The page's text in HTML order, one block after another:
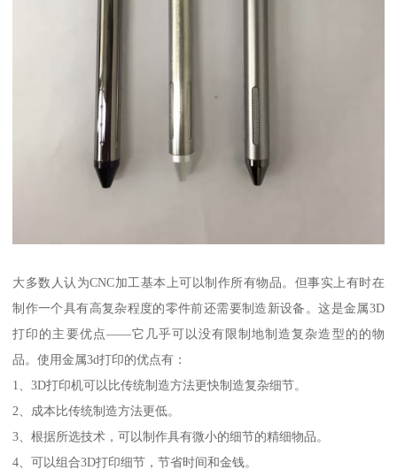
大多数人认为CNC加工基本上可以制作所有物品。但事实上有时在
制作一个具有高复杂程度的零件前还需要制造新设备。这是金属3D
打印的主要优点——它几乎可以没有限制地制造复杂造型的的物
品。使用金属3d打印的优点有：
1、3D打印机可以比传统制造方法更快制造复杂细节。
2、成本比传统制造方法更低。
3、根据所选技术，可以制作具有微小的细节的精细物品。
4、可以组合3D打印细节，节省时间和金钱。